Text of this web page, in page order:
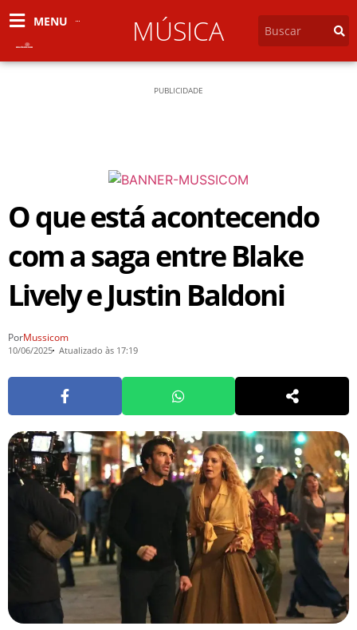
MENU MÚSICA
PUBLICIDADE
O que está acontecendo
com a saga entre Blake
Lively e Justin Baldoni
PorMussicom
10/06/2025 Atualizado às 17:19